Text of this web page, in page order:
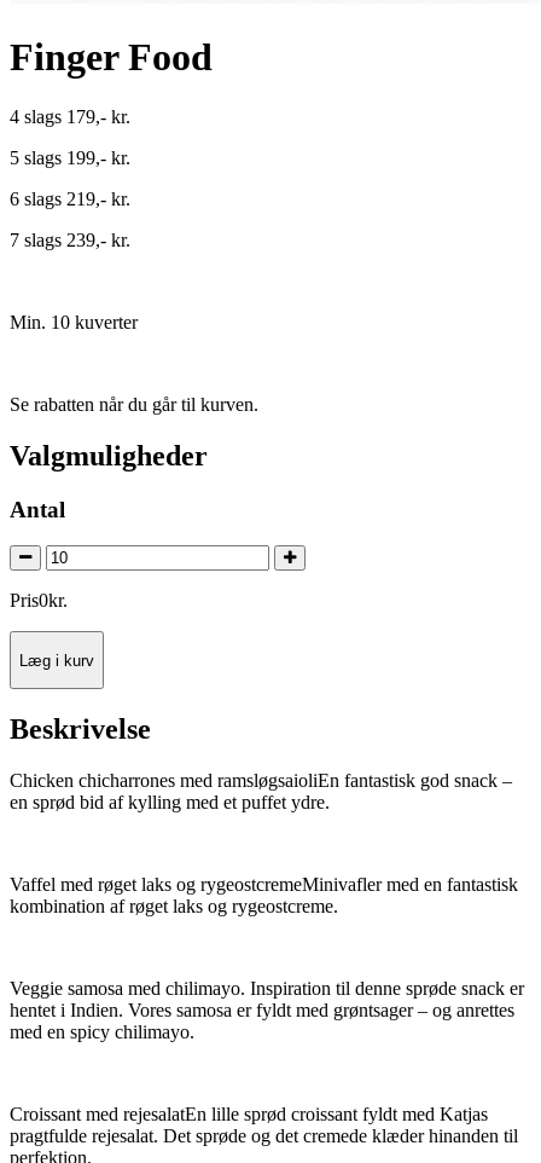
Finger Food
4 slags 179,- kr.
5 slags 199,- kr.
6 slags 219,- kr.
7 slags 239,- kr.
Min. 10 kuverter
Se rabatten når du går til kurven.
Valgmuligheder
Antal
Pris0kr.
Læg i kurv
Beskrivelse
Chicken chicharrones med ramsløgsaioliEn fantastisk god snack –
en sprød bid af kylling med et puffet ydre.
Vaffel med røget laks og rygeostcremeMinivafler med en fantastisk
kombination af røget laks og rygeostcreme.
Veggie samosa med chilimayo. Inspiration til denne sprøde snack er
hentet i Indien. Vores samosa er fyldt med grøntsager – og anrettes
med en spicy chilimayo.
Croissant med rejesalatEn lille sprød croissant fyldt med Katjas
pragtfulde rejesalat. Det sprøde og det cremede klæder hinanden til
perfektion.